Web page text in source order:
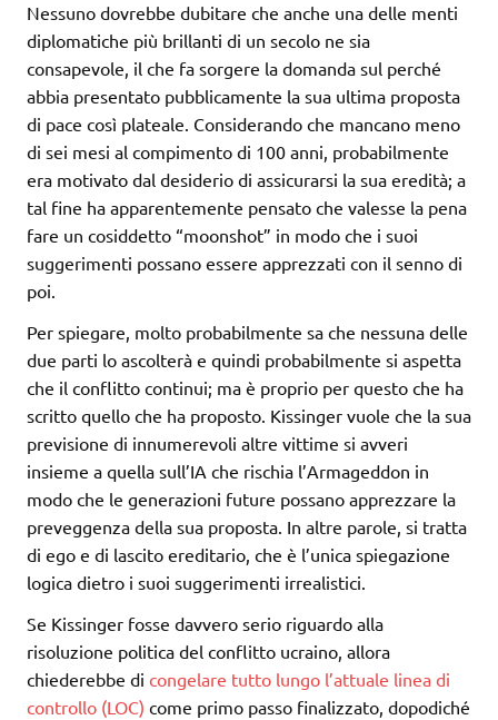
Nessuno dovrebbe dubitare che anche una delle menti
diplomatiche più brillanti di un secolo ne sia
consapevole, il che fa sorgere la domanda sul perché
abbia presentato pubblicamente la sua ultima proposta
di pace così plateale. Considerando che mancano meno
di sei mesi al compimento di 100 anni, probabilmente
era motivato dal desiderio di assicurarsi la sua eredità; a
tal fine ha apparentemente pensato che valesse la pena
fare un cosiddetto “moonshot” in modo che i suoi
suggerimenti possano essere apprezzati con il senno di
poi.
Per spiegare, molto probabilmente sa che nessuna delle
due parti lo ascolterà e quindi probabilmente si aspetta
che il conflitto continui; ma è proprio per questo che ha
scritto quello che ha proposto. Kissinger vuole che la sua
previsione di innumerevoli altre vittime si avveri
insieme a quella sull’IA che rischia l’Armageddon in
modo che le generazioni future possano apprezzare la
preveggenza della sua proposta. In altre parole, si tratta
di ego e di lascito ereditario, che è l’unica spiegazione
logica dietro i suoi suggerimenti irrealistici.
Se Kissinger fosse davvero serio riguardo alla
risoluzione politica del conflitto ucraino, allora
chiederebbe di congelare tutto lungo l’attuale linea di
controllo (LOC) come primo passo finalizzato, dopodiché